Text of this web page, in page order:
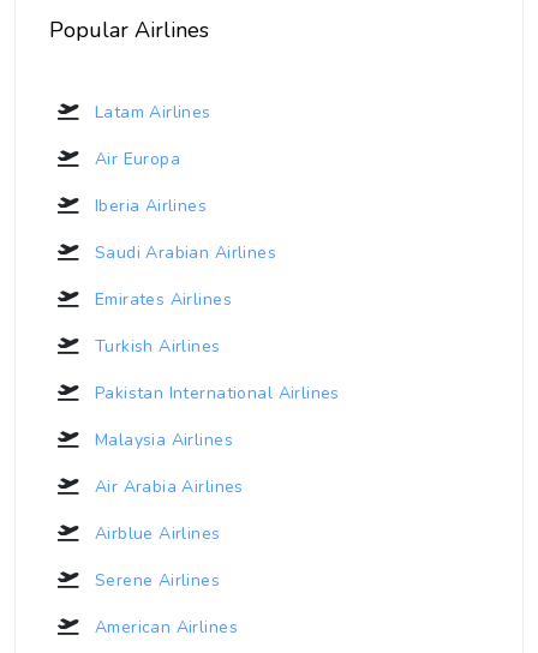
Popular Airlines
Latam Airlines
Air Europa
Iberia Airlines
Saudi Arabian Airlines
Emirates Airlines
Turkish Airlines
Pakistan International Airlines
Malaysia Airlines
Air Arabia Airlines
Airblue Airlines
Serene Airlines
American Airlines